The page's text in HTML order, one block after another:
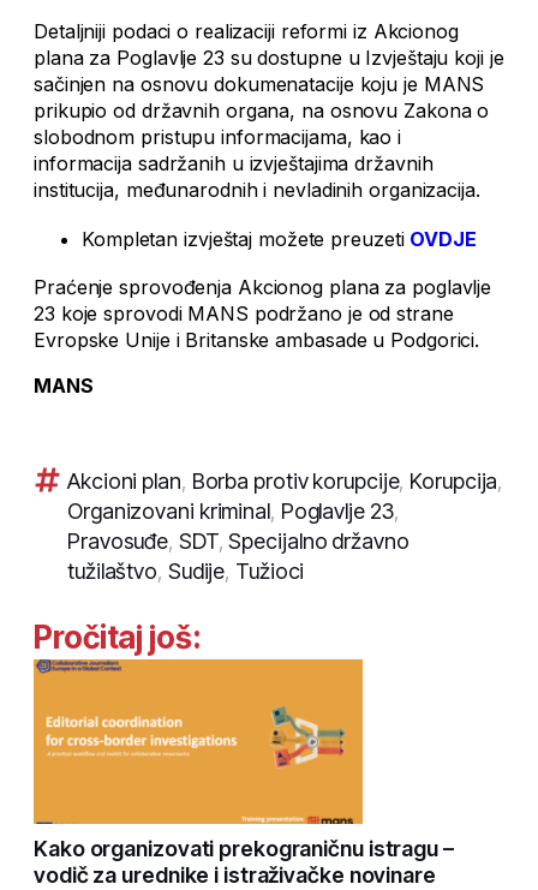
Detaljniji podaci o realizaciji reformi iz Akcionog
plana za Poglavlje 23 su dostupne u Izvještaju koji je
sačinjen na osnovu dokumenatacije koju je MANS
prikupio od državnih organa, na osnovu Zakona o
slobodnom pristupu informacijama, kao i
informacija sadržanih u izvještajima državnih
institucija, međunarodnih i nevladinih organizacija.
Kompletan izvještaj možete preuzeti OVDJE
Praćenje sprovođenja Akcionog plana za poglavlje
23 koje sprovodi MANS podržano je od strane
Evropske Unije i Britanske ambasade u Podgorici.
MANS
Akcioni plan, Borba protiv korupcije, Korupcija,
Organizovani kriminal, Poglavlje 23,
Pravosuđe, SDT,Specijalno državno
tužilaštvo, Sudije, Tužioci
Pročitaj još:
Kako organizovati prekograničnu istragu –
vodič za urednike i istraživačke novinare